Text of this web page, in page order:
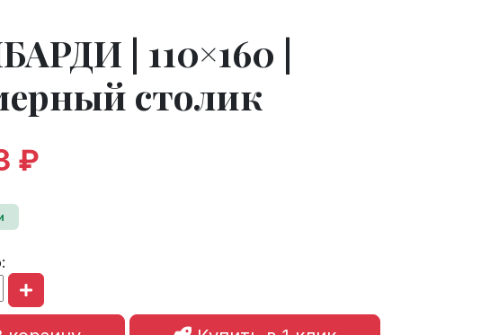
| 110×160 |
столик
₽